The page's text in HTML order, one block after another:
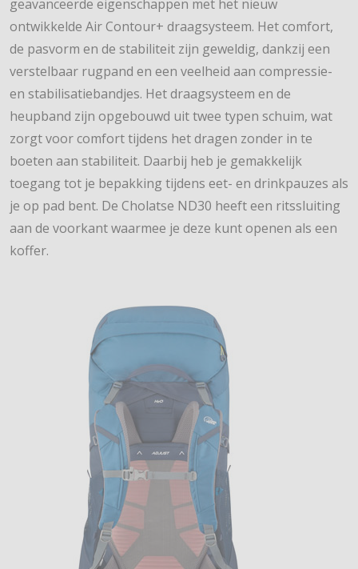
geavanceerde eigenschappen met het nieuw
ontwikkelde Air Contour+ draagsysteem. Het comfort,
de pasvorm en de stabiliteit zijn geweldig, dankzij een
verstelbaar rugpand en een veelheid aan compressie-
en stabilisatiebandjes. Het draagsysteem en de
heupband zijn opgebouwd uit twee typen schuim, wat
zorgt voor comfort tijdens het dragen zonder in te
boeten aan stabiliteit. Daarbij heb je gemakkelijk
toegang tot je bepakking tijdens eet- en drinkpauzes als
je op pad bent. De Cholatse ND30 heeft een ritssluiting
aan de voorkant waarmee je deze kunt openen als een
koffer.